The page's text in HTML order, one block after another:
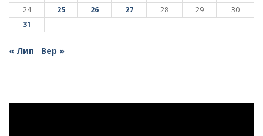
24
25 26 27 28 29
30
31
« Лип Вер »